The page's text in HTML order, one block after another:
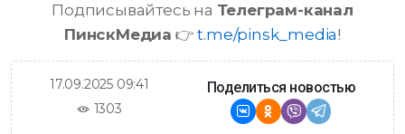
Подписывайтесь на Телеграм-канал
ПинскМедиа 👉t.me/pinsk_media!
17.09.2025 09:41
1303
Поделиться новостью